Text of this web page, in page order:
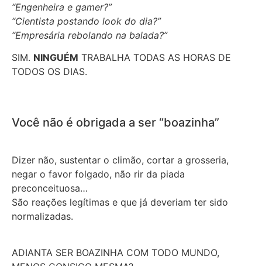
“Engenheira e gamer?”
“Cientista postando look do dia?”
“Empresária rebolando na balada?”
SIM. NINGUÉM TRABALHA TODAS AS HORAS DE
TODOS OS DIAS.
Você não é obrigada a ser “boazinha”
Dizer não, sustentar o climão, cortar a grosseria,
negar o favor folgado, não rir da piada
preconceituosa…
São reações legítimas e que já deveriam ter sido
normalizadas.
ADIANTA SER BOAZINHA COM TODO MUNDO,